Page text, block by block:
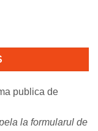
- extensie de
publica de
la formularul de